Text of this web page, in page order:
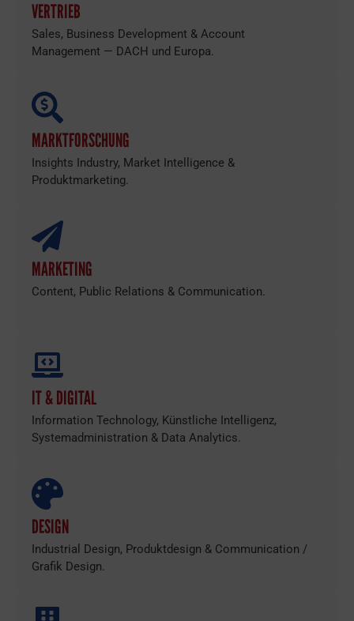
VERTRIEB
Sales, Business Development & Account
Management — DACH und Europa.
MARKTFORSCHUNG
Insights Industry, Market Intelligence &
Produktmarketing.
MARKETING
Content, Public Relations & Communication.
IT & DIGITAL
Information Technology, Künstliche Intelligenz,
Systemadministration & Data Analytics.
DESIGN
Industrial Design, Produktdesign & Communication /
Grafik Design.